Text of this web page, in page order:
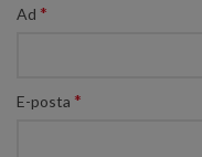
Ad *
E-posta *